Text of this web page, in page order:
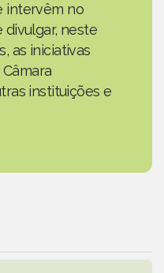
intervêm no
neste
as iniciativas
instituições e